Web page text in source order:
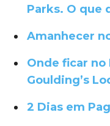
Parks. O que
Amanhecer
Onde ficar no
Goulding’s
2 Dias em